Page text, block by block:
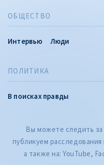
ПОЛИТИКА
В поисках правды
ОБЩЕСТВО
Интервью Люди
Вы можете следить
публикуем
а также на: YouTube,